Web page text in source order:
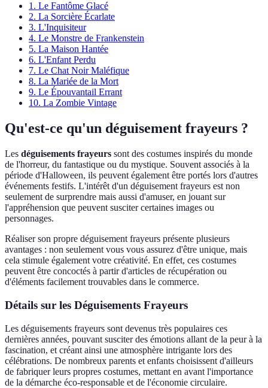
1. Le Fantôme Glacé
2. La Sorcière Écarlate
3. L'Inquisiteur
4. Le Monstre de Frankenstein
5. La Maison Hantée
6. L'Enfant Perdu
7. Le Chat Noir Maléfique
8. La Mariée de la Mort
9. Le Épouvantail Errant
10. La Zombie Vintage
Qu'est-ce qu'un déguisement frayeurs ?
Les déguisements frayeurs sont des costumes inspirés du monde
de l'horreur, du fantastique ou du mystique. Souvent associés à la
période d'Halloween, ils peuvent également être portés lors d'autres
événements festifs. L'intérêt d'un déguisement frayeurs est non
seulement de surprendre mais aussi d'amuser, en jouant sur
l'appréhension que peuvent susciter certaines images ou
personnages.
Réaliser son propre déguisement frayeurs présente plusieurs
avantages : non seulement vous vous assurez d'être unique, mais
cela stimule également votre créativité. En effet, ces costumes
peuvent être concoctés à partir d'articles de récupération ou
d'éléments facilement trouvables dans le commerce.
Détails sur les Déguisements Frayeurs
Les déguisements frayeurs sont devenus très populaires ces
dernières années, pouvant susciter des émotions allant de la peur à la
fascination, et créant ainsi une atmosphère intrigante lors des
célébrations. De nombreux parents et enfants choisissent d'ailleurs
de fabriquer leurs propres costumes, mettant en avant l'importance
de la démarche éco-responsable et de l'économie circulaire.